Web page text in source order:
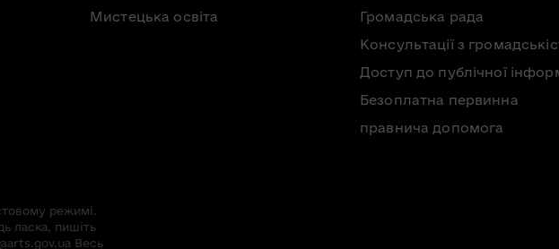
Мистецька освіта
Громадська рада
Консультації з
Доступ до публічної
Безоплатна первинна
правнича допомога
режимі.
ласка, пишіть
Весь